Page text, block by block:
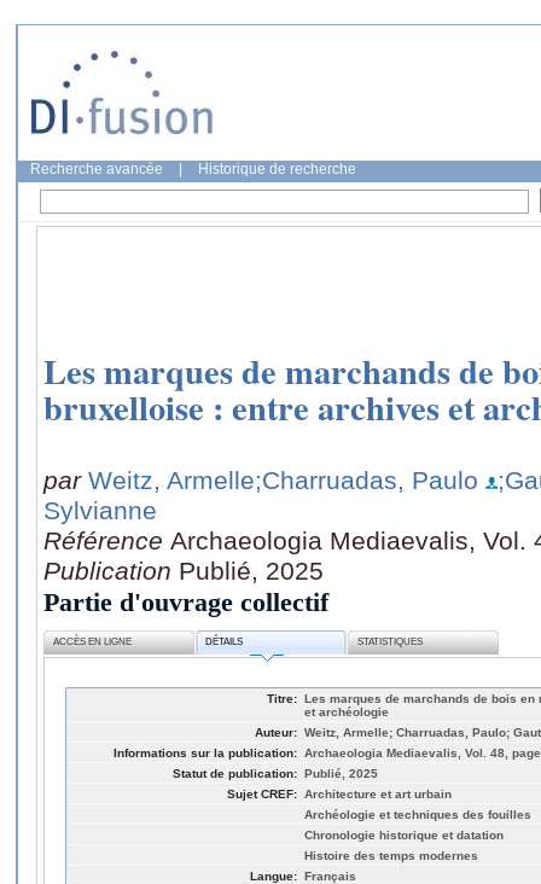
Recherche avancée Historique de recherche
Les marques de marchands de
bruxelloise : entre archives et
par Weitz, Armelle;Charruadas, Paulo
Sylvianne
Référence Archaeologia Mediaevalis, Vol.
Publication Publié, 2025
Partie d'ouvrage collectif
ACCÈS EN LIGNE DÉTAILS STATISTIQUES
Titre: Les marques de marchands de bois
et archéologie
Auteur: Weitz, Armelle; Charruadas, Paulo;
Informations sur la publication: Archaeologia Mediaevalis, Vol. 48, page
Statut de publication: Publié, 2025
Sujet CREF: Architecture et art urbain
Archéologie et techniques des fouilles
Chronologie historique et datation
Histoire des temps modernes
Langue: Français